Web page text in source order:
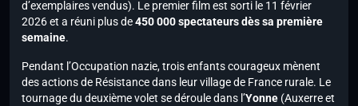
d’exemplaires vendus). Le premier film est sorti le 11 février
2026 et a réuni plus de450 000 spectateurs dès sa première
semaine.
Pendant l’Occupation nazie, trois enfants courageux mènent
des actions de Résistance dans leur village de France rurale. Le
tournage du deuxième volet se déroule dans l’Yonne (Auxerre et